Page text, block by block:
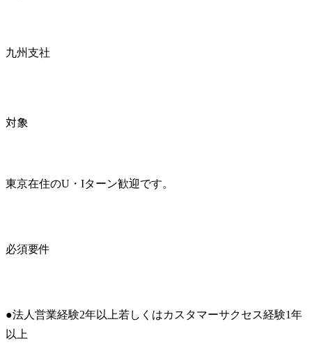
九州支社
対象
東京在住のU・Iターン歓迎です。
必須要件
●法人営業経験2年以上若しくはカスタマーサクセス経験1年
以上